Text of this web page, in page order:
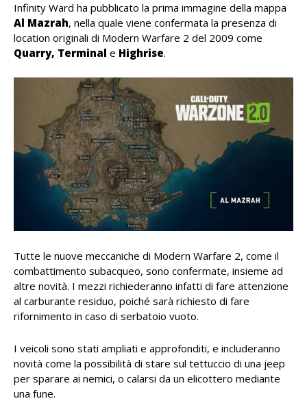
Infinity Ward ha pubblicato la prima immagine della mappa
Al Mazrah, nella quale viene confermata la presenza di
location originali di Modern Warfare 2 del 2009 come
Quarry, Terminal e Highrise.
Tutte le nuove meccaniche di Modern Warfare 2, come il
combattimento subacqueo, sono confermate, insieme ad
altre novità. I mezzi richiederanno infatti di fare attenzione
al carburante residuo, poiché sarà richiesto di fare
rifornimento in caso di serbatoio vuoto.
I veicoli sono stati ampliati e approfonditi, e includeranno
novità come la possibilità di stare sul tettuccio di una jeep
per sparare ai nemici, o calarsi da un elicottero mediante
una fune.